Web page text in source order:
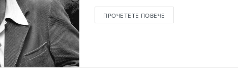
ПРОЧЕТЕТЕ ПОВЕЧЕ